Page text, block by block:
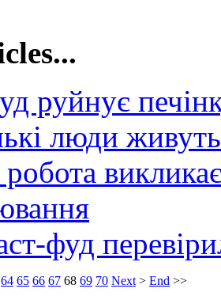
руйнує
люди
викликає
фуд
64 65 66 67 68 69 70 Next > End >>